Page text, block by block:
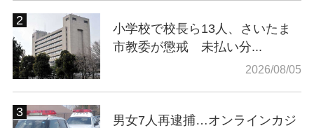
小学校で校長ら13人、さいたま
市教委が懲戒 未払い分...
2026/08/05
男女7人再逮捕…オンラインカジ